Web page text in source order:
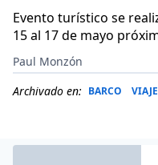
Evento turístico se
15 al 17 de mayo
Paul Monzón
Archivado en: BARCO